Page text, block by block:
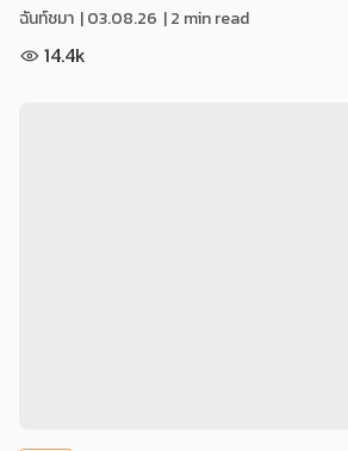
ฉันท์ชมา |03.08.26 | 2 min read
14.4k